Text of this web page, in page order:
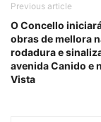
Previous article
O Concello
obras de mellora
rodadura e
avenida Canido e
Vista